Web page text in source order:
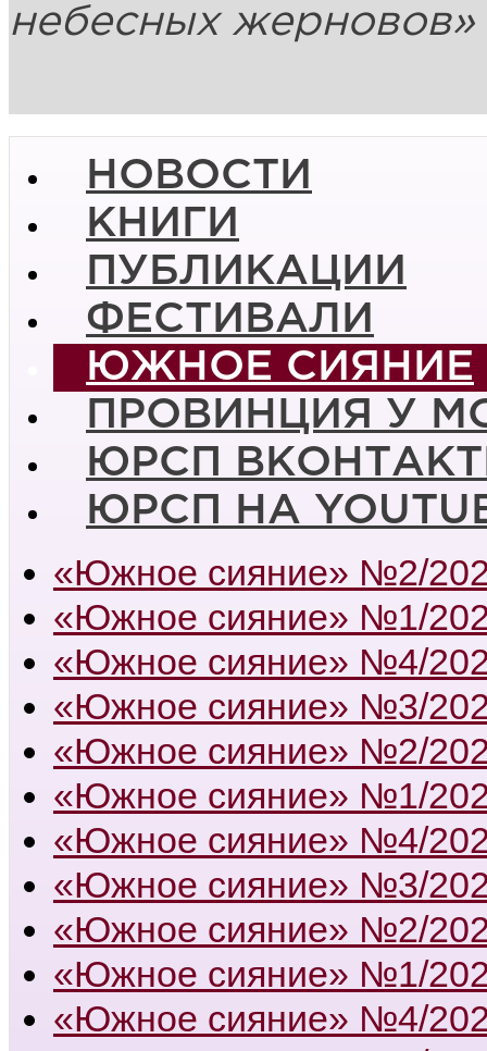
небесных жерновов»
НОВОСТИ
КНИГИ
ПУБЛИКАЦИИ
ФЕСТИВАЛИ
ЮЖНОЕ СИЯНИЕ
ПРОВИНЦИЯ У
ЮРСП
ЮРСП НА
«Южное сияние» №2/
«Южное сияние» №1/
«Южное сияние» №4/
«Южное сияние» №3/
«Южное сияние» №2/
«Южное сияние» №1/
«Южное сияние» №4/
«Южное сияние» №3/
«Южное сияние» №2/
«Южное сияние» №1/
«Южное сияние» №4/